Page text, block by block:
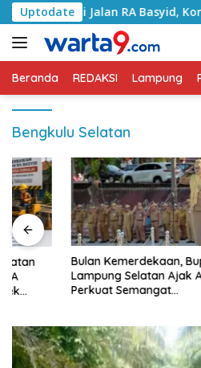
Langsung
ke
konten
Uptodate
Jalan RA Basyid, Kontrak
Beranda REDAKSI Lampung
Bengkulu Selatan
Bulan Kemerdekaan, Bupati
Lampung Selatan Ajak ASN
Perkuat Semangat